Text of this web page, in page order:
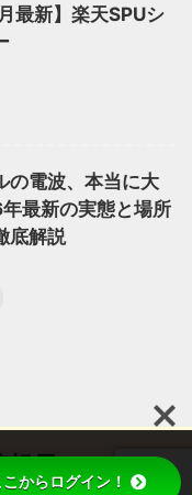
最新】楽天SPUシ
の電波、本当に大
最新の実態と場所
底解説
報局
こからログイン！